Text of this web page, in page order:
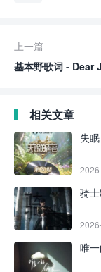
上一篇
基本野歌词 - Dear
相关文章
失
骑
唯